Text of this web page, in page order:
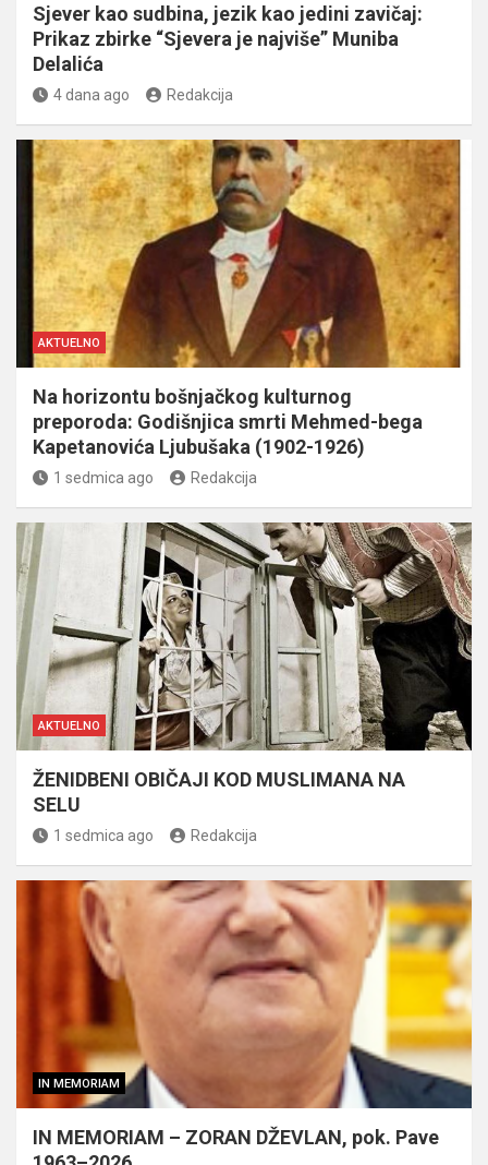
Sjever kao sudbina, jezik kao jedini zavičaj:
Prikaz zbirke “Sjevera je najviše” Muniba
Delalića
4 dana ago Redakcija
AKTUELNO
Na horizontu bošnjačkog kulturnog
preporoda: Godišnjica smrti Mehmed-bega
Kapetanovića Ljubušaka (1902-1926)
1 sedmica ago Redakcija
AKTUELNO
ŽENIDBENI OBIČAJI KOD MUSLIMANA NA
SELU
1 sedmica ago Redakcija
IN MEMORIAM
IN MEMORIAM – ZORAN DŽEVLAN, pok. Pave